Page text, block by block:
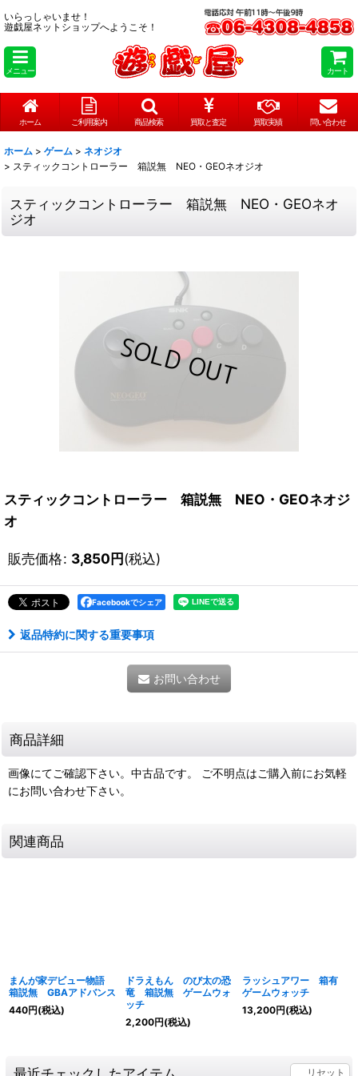
いらっしゃいませ！
遊戯屋ネットショップへようこそ！
メニュー カート
ホーム ご利用案内 商品検索 買取と査定 買取実績 問い合わせ
ホーム > ゲーム > ネオジオ
> スティックコントローラー 箱説無 NEO・GEOネオジオ
スティックコントローラー 箱説無 NEO・GEOネオ
ジオ
スティックコントローラー 箱説無 NEO・GEOネオジ
オ
販売価格: 3,850円(税込)
Facebookでシェア
返品特約に関する重要事項
お問い合わせ
商品詳細
画像にてご確認下さい。中古品です。 ご不明点はご購入前にお気軽
にお問い合わせ下さい。
関連商品
まんが家デビュー物語
箱説無 GBAアドバンス
440円(税込)
ドラえもん のび太の恐
竜 箱説無 ゲームウォ
ッチ
2,200円(税込)
ラッシュアワー 箱有
ゲームウォッチ
13,200円(税込)
リセット